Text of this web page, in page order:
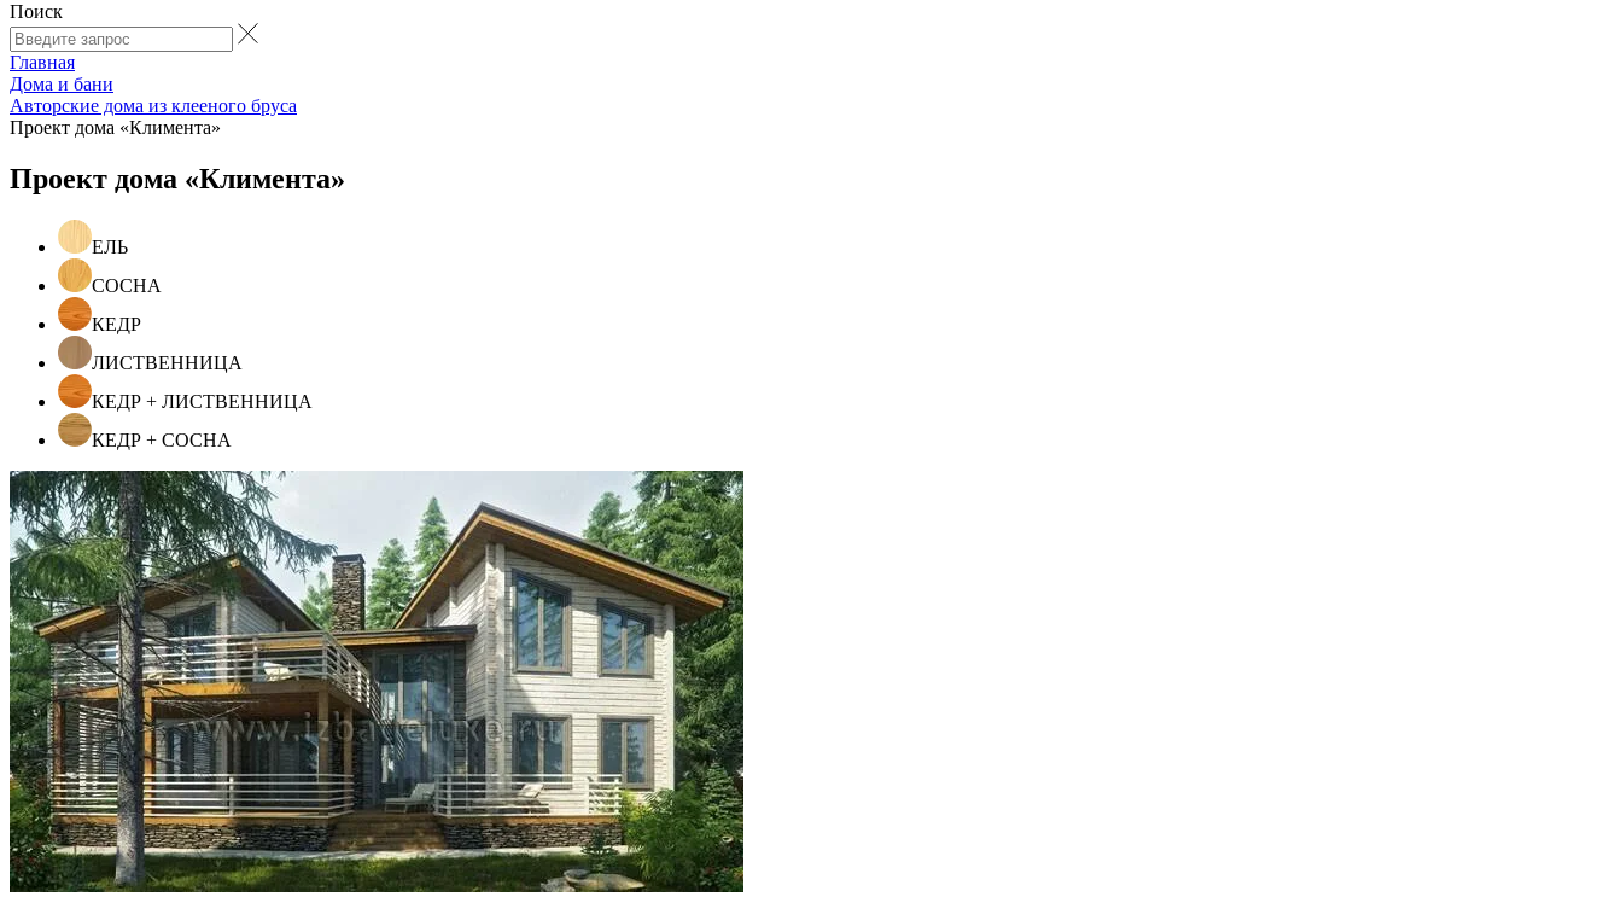
Поиск
Главная
Дома и бани
Авторские дома из клееного бруса
Проект дома «Климента»
Проект дома «Климента»
ЕЛЬ
СОСНА
КЕДР
ЛИСТВЕННИЦА
КЕДР + ЛИСТВЕННИЦА
КЕДР + СОСНА